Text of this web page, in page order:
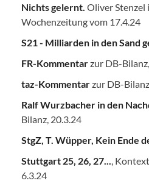
Nichts gelernt. Oliver
Wochenzeitung vom 17.4.24
S21 - Milliarden in den Sand
FR-Kommentarzur DB-
taz-Kommentarzur DB-
Ralf Wurzbacher in den
Bilanz, 20.3.24
StgZ, T. Wüpper, Kein Ende
Stuttgart 25, 26, 27...
,
6.3.24